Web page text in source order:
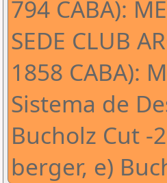
794 CABA):
SEDE CLUB
1858 CABA):
Sistema de
Bucholz Cut -
berger, e)